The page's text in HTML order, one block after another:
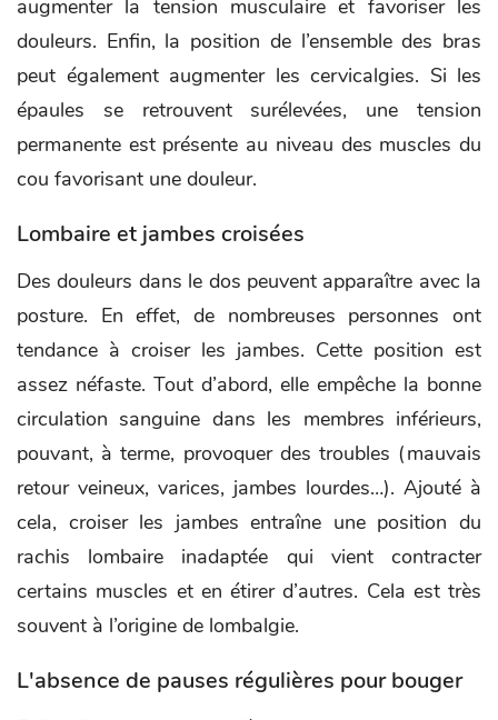
augmenter la tension musculaire et favoriser les
douleurs. Enfin, la position de l’ensemble des bras
peut également augmenter les cervicalgies. Si les
épaules se retrouvent surélevées, une tension
permanente est présente au niveau des muscles du
cou favorisant une douleur.
Lombaire et jambes croisées
Des douleurs dans le dos peuvent apparaître avec la
posture. En effet, de nombreuses personnes ont
tendance à croiser les jambes. Cette position est
assez néfaste. Tout d’abord, elle empêche la bonne
circulation sanguine dans les membres inférieurs,
pouvant, à terme, provoquer des troubles (mauvais
retour veineux, varices, jambes lourdes…). Ajouté à
cela, croiser les jambes entraîne une position du
rachis lombaire inadaptée qui vient contracter
certains muscles et en étirer d’autres. Cela est très
souvent à l’origine de lombalgie.
L'absence de pauses régulières pour bouger